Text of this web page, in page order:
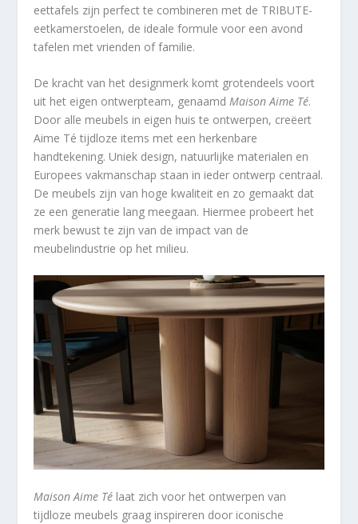
eettafels zijn perfect te combineren met de TRIBUTE-
eetkamerstoelen, de ideale formule voor een avond
tafelen met vrienden of familie.
De kracht van het designmerk komt grotendeels voort
uit het eigen ontwerpteam, genaamdMaison Aime Té.
Door alle meubels in eigen huis te ontwerpen, creëert
Aime Té tijdloze items met een herkenbare
handtekening. Uniek design, natuurlijke materialen en
Europees vakmanschap staan in ieder ontwerp centraal.
De meubels zijn van hoge kwaliteit en zo gemaakt dat
ze een generatie lang meegaan. Hiermee probeert het
merk bewust te zijn van de impact van de
meubelindustrie op het milieu.
Maison Aime Té laat zich voor het ontwerpen van
tijdloze meubels graag inspireren door iconische